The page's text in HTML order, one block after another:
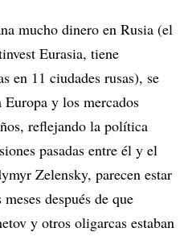
mucho dinero en Rusia (el
Eurasia, tiene
en 11 ciudades rusas), se
Europa y los mercados
reflejando la política
pasadas entre él y el
Zelensky, parecen estar
después de que
y otros oligarcas estaban